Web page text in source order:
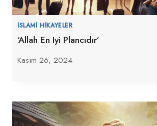
İSLAMI HIKAYELER
‘Allah En Iyi Plancıdır’
Kasım 26, 2024